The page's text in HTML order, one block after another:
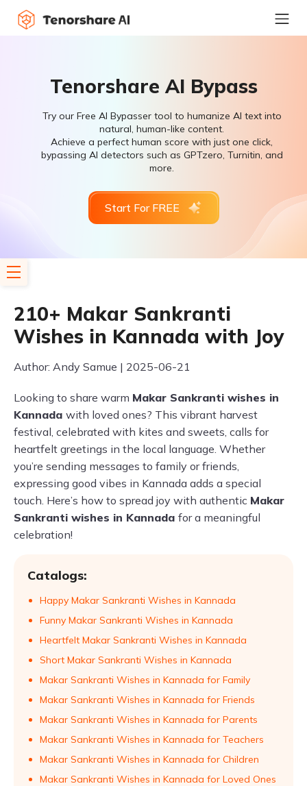
Tenorshare AI Bypass
Try our Free AI Bypasser tool to humanize AI text into
natural, human-like content.
Achieve a perfect human score with just one click,
bypassing AI detectors such as GPTzero, Turnitin, and
more.
Start For FREE
210+ Makar Sankranti
Wishes in Kannada with Joy
Author: Andy Samue | 2025-06-21
Looking to share warm Makar Sankranti wishes in
Kannada with loved ones? This vibrant harvest
festival, celebrated with kites and sweets, calls for
heartfelt greetings in the local language. Whether
you’re sending messages to family or friends,
expressing good vibes in Kannada adds a special
touch. Here’s how to spread joy with authentic Makar
Sankranti wishes in Kannada for a meaningful
celebration!
Catalogs:
Happy Makar Sankranti Wishes in Kannada
Funny Makar Sankranti Wishes in Kannada
Heartfelt Makar Sankranti Wishes in Kannada
Short Makar Sankranti Wishes in Kannada
Makar Sankranti Wishes in Kannada for Family
Makar Sankranti Wishes in Kannada for Friends
Makar Sankranti Wishes in Kannada for Parents
Makar Sankranti Wishes in Kannada for Teachers
Makar Sankranti Wishes in Kannada for Children
Makar Sankranti Wishes in Kannada for Loved Ones